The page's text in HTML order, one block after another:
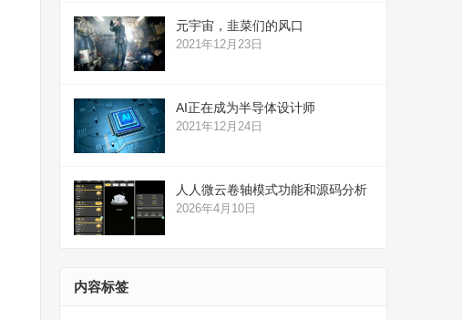
元宇宙，韭菜们的风口
2021年12月23日
AI正在成为半导体设计师
2021年12月24日
人人微云卷轴模式功能和源码分析
2026年4月10日
内容标签